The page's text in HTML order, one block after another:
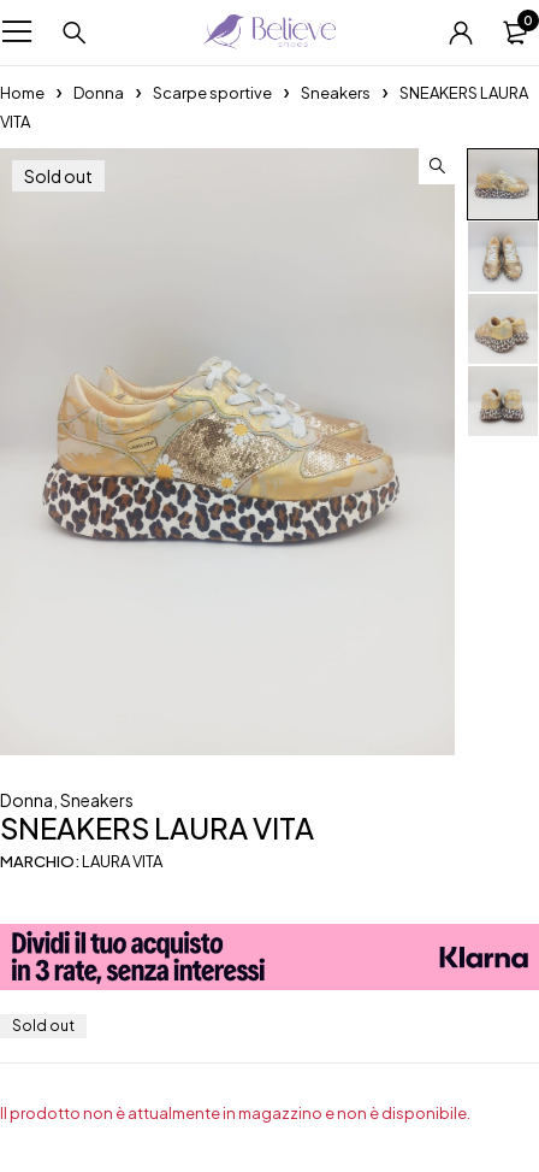
0
Home Donna Scarpe sportive Sneakers
SNEAKERS LAURA
VITA
Sold out
Donna Sneakers
SNEAKERS LAURA VITA
MARCHIO:LAURA VITA
Sold out
Il prodotto non è attualmente in magazzino e non è disponibile.